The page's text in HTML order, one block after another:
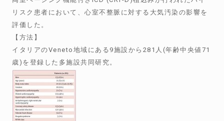
リスク患者において、心室不整脈に対する大気汚染の影響を
評価した。
【方法】
イタリアのVeneto地域にある9施設から281人(年齢中央値71
歳)を登録した多施設共同研究。